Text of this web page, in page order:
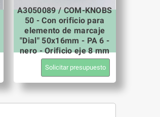
A3050089 / COM-KNOBS
50 - Con orificio para
elemento de marcaje
"Dial" 50x16mm - PA 6 -
nero - Orificio eje 8 mm
Solicitar presupuesto